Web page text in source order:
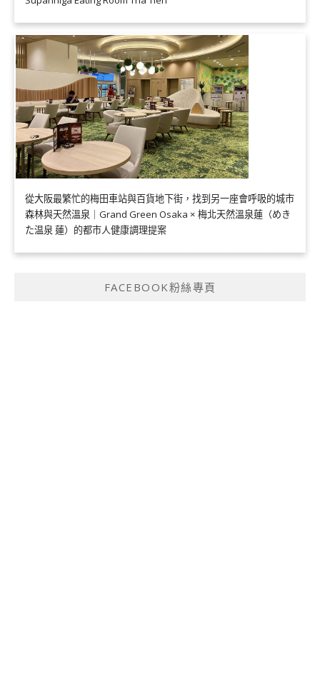
從大阪最繁忙的梅田車站與百貨地下街，找到另一座會呼吸的城市
森林與天然溫泉｜Grand Green Osaka × 梅北天然溫泉蓮（めき
た温泉 蓮）的都市人健康調理提案
FACEBOOK粉絲專頁